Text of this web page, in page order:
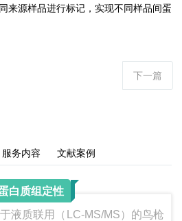
来源样品进行标记，实现不同样品间蛋
下一篇
服务内容 文献案例
白质组定性
液质联用（LC-MS/MS）的鸟枪